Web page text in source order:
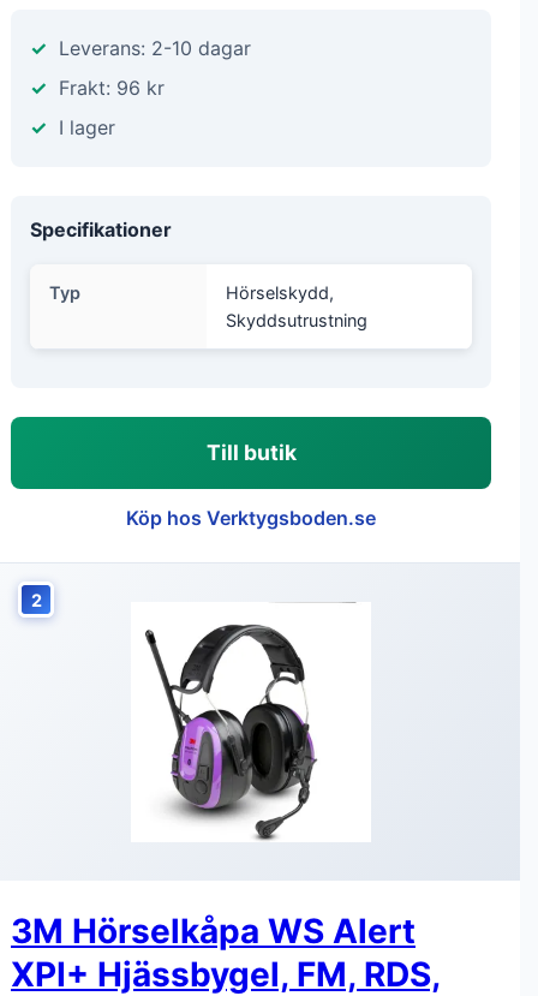
Leverans: 2-10 dagar
Frakt: 96 kr
I lager
Specifikationer
Typ
Hörselskydd,
Skyddsutrustning
Till butik
Köp hos Verktygsboden.se
2
3M Hörselkåpa WS Alert
XPI+ Hjässbygel, FM, RDS,